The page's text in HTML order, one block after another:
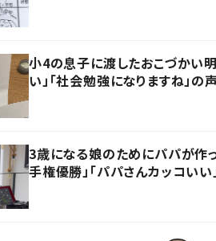
小4の息子に渡したおこづかい
い」「社会勉強になりますね」の声
3歳になる娘のためにパパが作
手権優勝」「パパさんカッコいい